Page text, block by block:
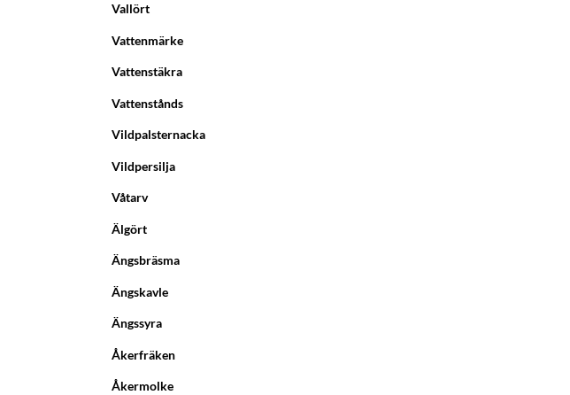
Vallört
Vattenmärke
Vattenstäkra
Vattenstånds
Vildpalsternacka
Vildpersilja
Våtarv
Älgört
Ängsbräsma
Ängskavle
Ängssyra
Åkerfräken
Åkermolke